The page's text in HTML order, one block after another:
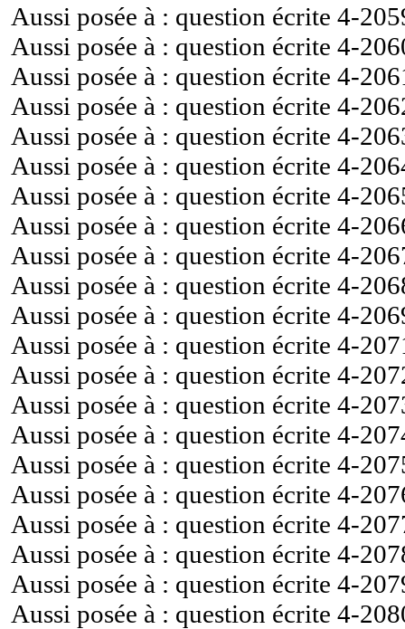
Aussi posée à : question écrite 4-
Aussi posée à : question écrite 4-
Aussi posée à : question écrite 4-
Aussi posée à : question écrite 4-
Aussi posée à : question écrite 4-
Aussi posée à : question écrite 4-
Aussi posée à : question écrite 4-
Aussi posée à : question écrite 4-
Aussi posée à : question écrite 4-
Aussi posée à : question écrite 4-
Aussi posée à : question écrite 4-
Aussi posée à : question écrite 4-
Aussi posée à : question écrite 4-
Aussi posée à : question écrite 4-
Aussi posée à : question écrite 4-
Aussi posée à : question écrite 4-
Aussi posée à : question écrite 4-
Aussi posée à : question écrite 4-
Aussi posée à : question écrite 4-
Aussi posée à : question écrite 4-
Aussi posée à : question écrite 4-